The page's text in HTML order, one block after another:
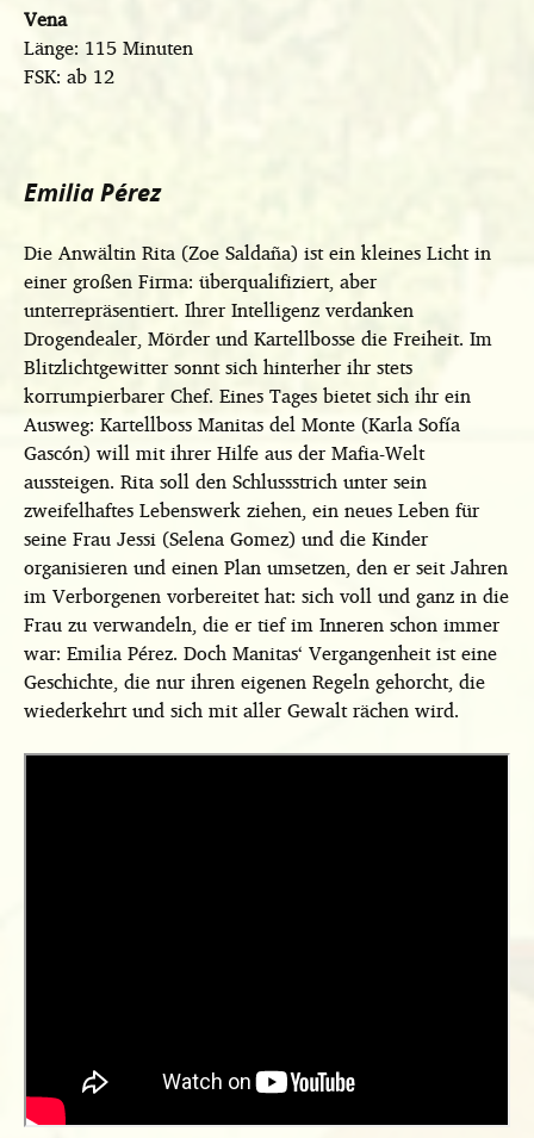
Vena
Länge: 115 Minuten
FSK: ab 12
Emilia Pérez
Die Anwältin Rita (Zoe Saldaña) ist ein kleines Licht in
einer großen Firma: überqualifiziert, aber
unterrepräsentiert. Ihrer Intelligenz verdanken
Drogendealer, Mörder und Kartellbosse die Freiheit. Im
Blitzlichtgewitter sonnt sich hinterher ihr stets
korrumpierbarer Chef. Eines Tages bietet sich ihr ein
Ausweg: Kartellboss Manitas del Monte (Karla Sofía
Gascón) will mit ihrer Hilfe aus der Mafia-Welt
aussteigen. Rita soll den Schlussstrich unter sein
zweifelhaftes Lebenswerk ziehen, ein neues Leben für
seine Frau Jessi (Selena Gomez) und die Kinder
organisieren und einen Plan umsetzen, den er seit Jahren
im Verborgenen vorbereitet hat: sich voll und ganz in die
Frau zu verwandeln, die er tief im Inneren schon immer
war: Emilia Pérez. Doch Manitas‘ Vergangenheit ist eine
Geschichte, die nur ihren eigenen Regeln gehorcht, die
wiederkehrt und sich mit aller Gewalt rächen wird.